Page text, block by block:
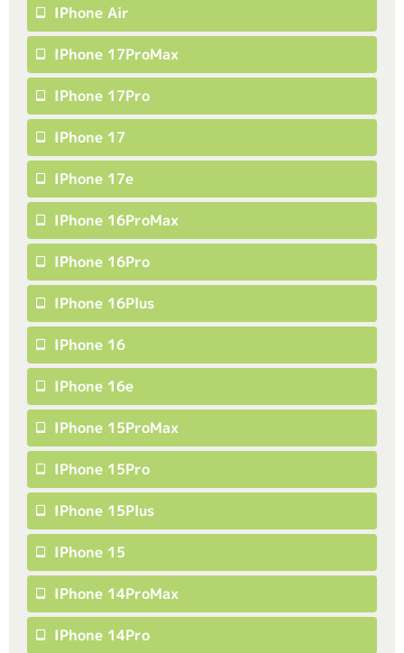
IPhone Air
IPhone 17ProMax
IPhone 17Pro
IPhone 17
IPhone 17e
IPhone 16ProMax
IPhone 16Pro
IPhone 16Plus
IPhone 16
IPhone 16e
IPhone 15ProMax
IPhone 15Pro
IPhone 15Plus
IPhone 15
IPhone 14ProMax
IPhone 14Pro